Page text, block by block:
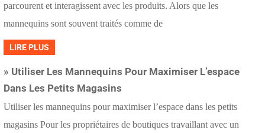
parcourent et interagissent avec les produits. Alors que les
mannequins sont souvent traités comme de
LIRE PLUS
» Utiliser Les Mannequins Pour Maximiser L’espace
Dans Les Petits Magasins
Utiliser les mannequins pour maximiser l’espace dans les petits
magasins Pour les propriétaires de boutiques travaillant avec un